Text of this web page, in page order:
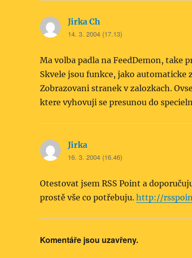
Jirka Ch
14. 3. 2004 (17.13)
Ma volba padla na FeedDemon, take
Skvele jsou funkce, jako automaticke
Zobrazovani stranek v zalozkach.
ktere vyhovuji se presunou do
Jirka
16. 3. 2004 (16.46)
Otestovat jsem RSS Point a
prostě vše co potřebuju.http://
Komentáře jsou uzavřeny.